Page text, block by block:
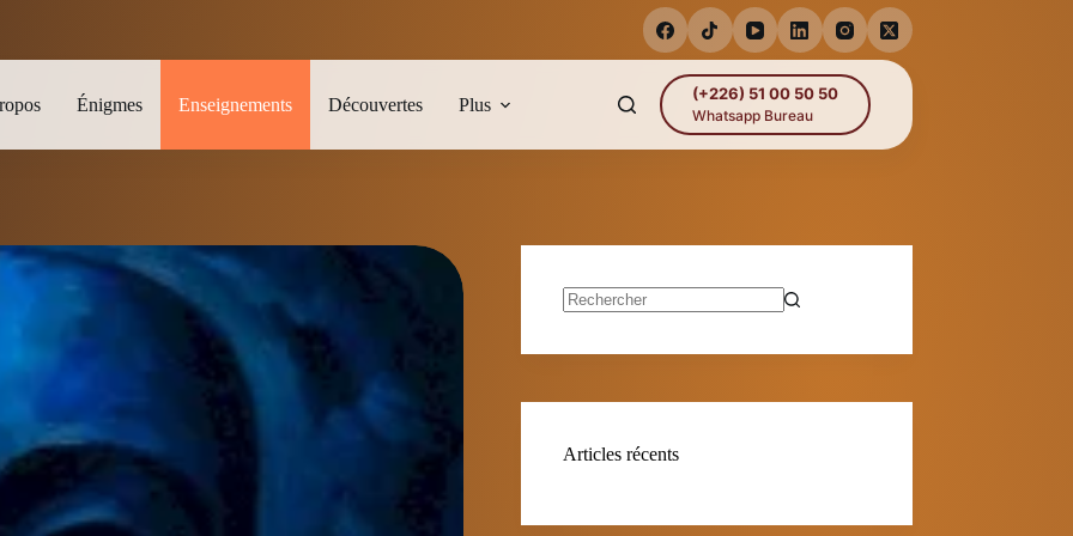
Énigmes Enseignements Découvertes Plus
(+226) 51 00 50 50
Whatsapp Bureau
Articles récents